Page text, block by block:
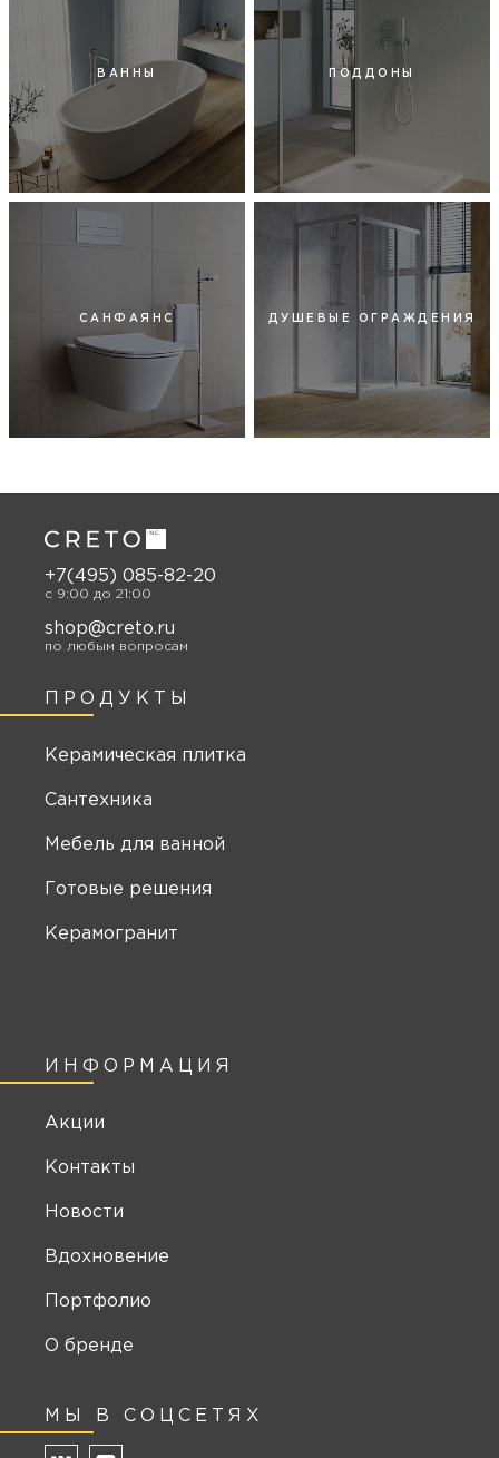
ВАННЫ ПОДДОНЫ
САНФАЯНС ДУШЕВЫЕ ОГРАЖДЕНИЯ
ИНФОРМАЦИЯ
Акции
Контакты
Новости
Вдохновение
Портфолио
О бренде
МЫ В СОЦСЕТЯХ
ПРОДУКТЫ
Керамическая плитка
Сантехника
Мебель для ванной
Готовые решения
Керамогранит
+7(495) 085-82-20
c 9:00 до 21:00
shop@creto.ru
по любым вопросам